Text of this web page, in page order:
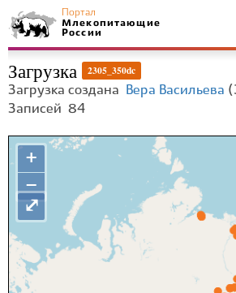
Портал
Млекопитающие
России
Загрузка 2305_350dc
Загрузка создана Вера Васильева
Записей 84
+
−
⤢